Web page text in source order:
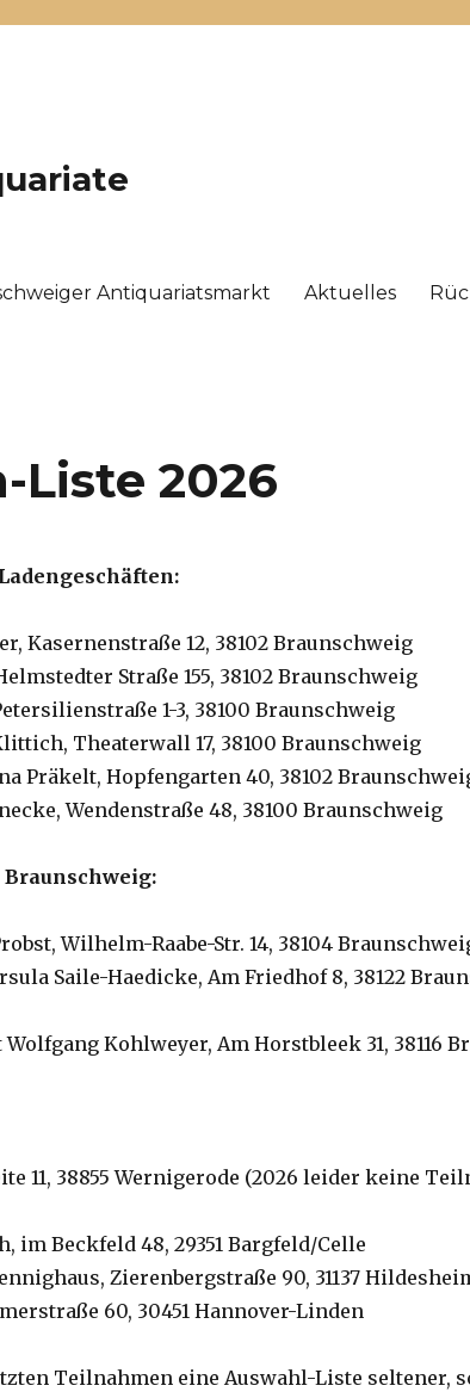
Antiquariatsmarkt Aktuelles
Liste 2026
Kasernenstraße 12, 38102 Braunschweig
Straße 155, 38102 Braunschweig
1-3, 38100 Braunschweig
Theaterwall 17, 38100 Braunschweig
Präkelt, Hopfengarten 40, 38102
Wendenstraße 48, 38100 Braunschweig
Wilhelm-Raabe-Str. 14, 38104
Saile-Haedicke, Am Friedhof 8, 38122
Kohlweyer, Am Horstbleek 31, 38116
11, 38855 Wernigerode (2026 leider keine
im Beckfeld 48, 29351 Bargfeld/Celle
Zierenbergstraße 90, 31137
60, 30451 Hannover-Linden
Teilnahmen eine Auswahl-Liste seltener,